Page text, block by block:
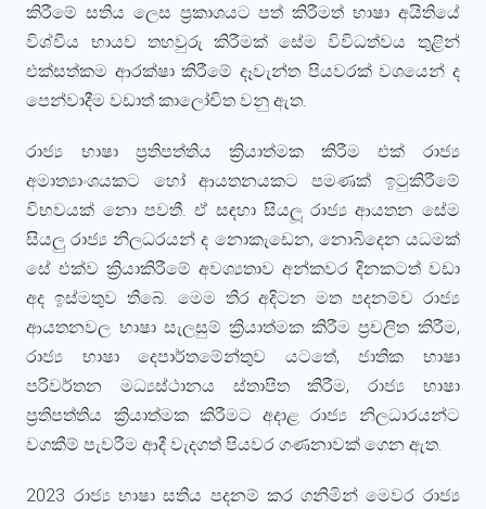
කිරීමේ සතිය ලෙස ප්‍රකාශයට පත් කිරීමත් භාෂා අයිතියේ
විශ්වීය භායව තහවුරු කිරීමක් සේම විවිධත්වය තුළින්
එක්සත්කම ආරක්ෂා කිරීමේ දෑවැන්ත පියවරක් වශයෙන් ද
පෙන්වාදීම වඩාත් කාලෝචිත වනු ඇත.
රාජ්‍ය භාෂා ප්‍රතිපත්තිය ක්‍රියාත්මක කිරීම එක් රාජ්‍ය
අමාත්‍යාංශයකට හෝ ආයතනයකට පමණක් ඉටුකිරීමේ
විභවයක් නො පවතී. ඒ සඳහා සියලූ රාජ්‍ය ආයතන සේම
සියලු රාජ්‍ය නිලධරයන් ද නොකැඩෙන, නොබිදෙන යධමක්
සේ එක්ව ක්‍රියාකිරීමේ අවශ්‍යතාව අන්කවර දිනකටත් වඩා
අද ඉස්මතුව තිබේ. මෙම තිර අදිටන මත පදනම්ව රාජ්‍ය
ආයතනවල භාෂා සැලසුම් ක්‍රියාත්මක කිරීම ප්‍රචලිත කිරීම,
රාජ්‍ය භාෂා දෙපාර්තමේන්තුව යටතේ, ජාතික භාෂා
පරිවර්තන මධ්‍යස්ථානය ස්තාපිත කිරීම, රාජ්‍ය භාෂා
ප්‍රතිපත්තිය ක්‍රියාත්මක කිරීමට අදාළ රාජ්‍ය නිලධාරයන්ට
වගකීම් පැවරීම ආදී වැදගත් පියවර ගණනාවක් ගෙන ඇත.
2023 රාජ්‍ය භාෂා සතිය පදනම් කර ගනිමින් මෙවර රාජ්‍ය